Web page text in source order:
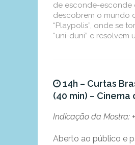
de esconde-esconde
descobrem o mundo
“Playpolis”, onde se
“uni-duni” e resolvem
14h – Curtas
(40 min) – Cinema
Indicação da Mostra:
Aberto ao público e